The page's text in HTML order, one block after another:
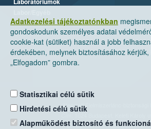
Adatkezelési tájékoztatónkban
gondoskodunk személyes adatai
cookie-kat (sütiket) használ a jobb
érdekében, melynek biztosításához
„Elfogadom” gombra.
Statisztikai célú sütik
Hirdetési célú sütik
Alapműködést biztosító és
Nemzeti Élelmiszerlánc-biztonsági
Levelezési cím: 1525 Budapest.